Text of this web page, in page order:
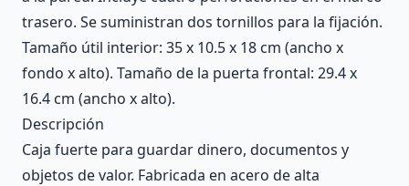
trasero. Se suministran dos tornillos para la fijación.
Tamaño útil interior: 35 x 10.5 x 18 cm (ancho x
fondo x alto). Tamaño de la puerta frontal: 29.4 x
16.4 cm (ancho x alto).
Descripción
Caja fuerte para guardar dinero, documentos y
objetos de valor. Fabricada en acero de alta